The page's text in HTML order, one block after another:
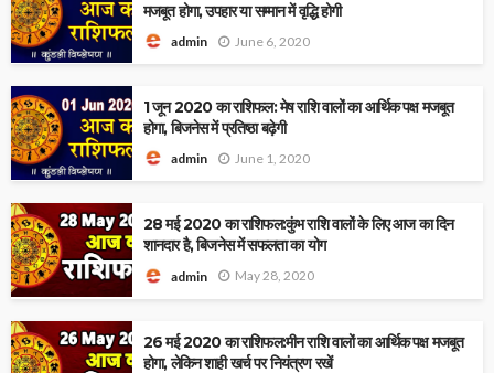
मजबूत होगा, उपहार या सम्मान में वृद्धि होगी
admin June 6, 2020
1 जून 2020 का राशिफल: मेष राशि वालों का आर्थिक पक्ष मजबूत
होगा, बिजनेस में प्रतिष्ठा बढ़ेगी
admin June 1, 2020
28 मई 2020 का राशिफल:कुंभ राशि वालों के लिए आज का दिन
शानदार है, बिजनेस में सफलता का योग
admin May 28, 2020
26 मई 2020 का राशिफल:मीन राशि वालों का आर्थिक पक्ष मजबूत
होगा, लेकिन शाही खर्च पर नियंत्रण रखें